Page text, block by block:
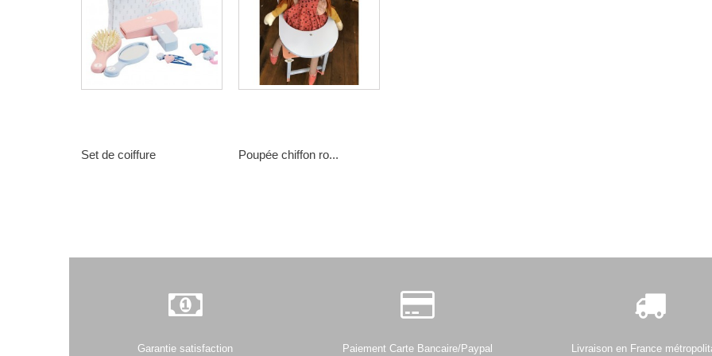
Set de coiffure Poupée chiffon ro...
Garantie satisfaction Paiement Carte Bancaire/Paypal Livraison en France